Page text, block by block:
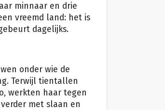
minnaar en drie
vreemd land: het is
dagelijks.
onder wie de
Terwijl tientallen
werkten haar tegen
met slaan en